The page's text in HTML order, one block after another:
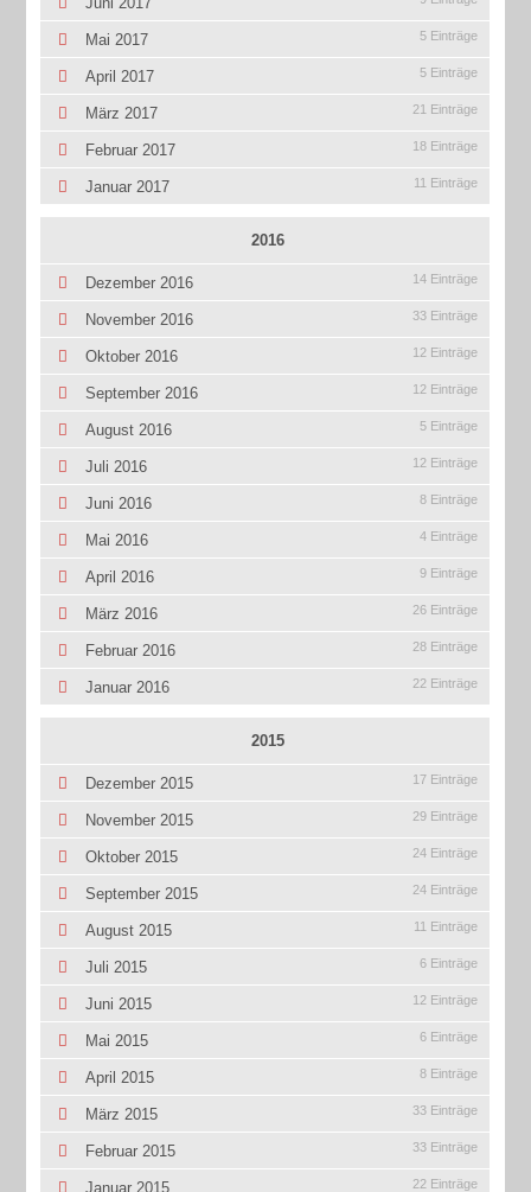
Mai 2017 5 Einträge
April 2017 5 Einträge
März 2017 21 Einträge
Februar 2017 18 Einträge
Januar 2017 11 Einträge
2016
Dezember 2016 14 Einträge
November 2016 33 Einträge
Oktober 2016 12 Einträge
September 2016 12 Einträge
August 2016 5 Einträge
Juli 2016 12 Einträge
Juni 2016 8 Einträge
Mai 2016 4 Einträge
April 2016 9 Einträge
März 2016 26 Einträge
Februar 2016 28 Einträge
Januar 2016 22 Einträge
2015
Dezember 2015 17 Einträge
November 2015 29 Einträge
Oktober 2015 24 Einträge
September 2015 24 Einträge
August 2015 11 Einträge
Juli 2015 6 Einträge
Juni 2015 12 Einträge
Mai 2015 6 Einträge
April 2015 8 Einträge
März 2015 33 Einträge
Februar 2015 33 Einträge
Januar 2015 22 Einträge